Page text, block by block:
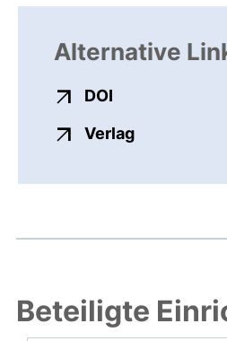
Alternative
DOI
Verlagexterner
Beteiligte